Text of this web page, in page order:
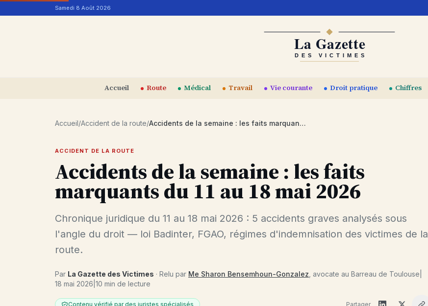
Aller au contenuSamedi 8 Août 2026
Accueil Route Médical Travail Vie courante Droit pratique Chiffres
Accueil/Accident de la route/ Accidents de la semaine : les faits marquants du 11 au 18 mai 2026
ACCIDENT DE LA ROUTE
Accidents de la semaine : les faits
marquants du 11 au 18 mai 2026
Chronique juridique du 11 au 18 mai 2026 : 5 accidents graves analysés sous
l'angle du droit — loi Badinter, FGAO, régimes d'indemnisation des victimes de la
route.
Par La Gazette des Victimes · Relu par Me Sharon Bensemhoun-Gonzalez , avocate au Barreau de Toulouse
18 mai 2026 10 min de lecture
Contenu vérifié par des juristes spécialisés Partager